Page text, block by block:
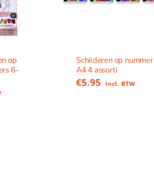
op
6-
Schilderen op nummer
A4 4 assorti
€5.95 Incl. BTW